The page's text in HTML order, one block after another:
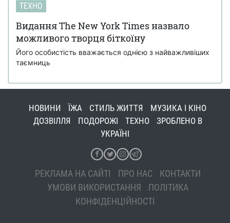
ТЕХНО
Видання The New York Times назвало
можливого творця біткоїну
Його особистість вважається однією з найважливіших
таємниць
НОВИНИ ЇЖА СТИЛЬ ЖИТТЯ
МУЗИКА І КІНО
ДОЗВІЛЛЯ
ПОДОРОЖІ ТЕХНО
ЗРОБЛЕНО В
УКРАЇНІ
РЕКЛАМА НА САЙТІ ПРО НАС
КОНТАКТИ
УМОВИ ВИКОРИСТАННЯ
ПОЛІТИКА
КОНФІДЕНЦІЙНОСТІ